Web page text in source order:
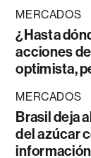
MERCADOS
¿Hasta
acciones
optimista,
MERCADOS
Brasil deja
del azúcar